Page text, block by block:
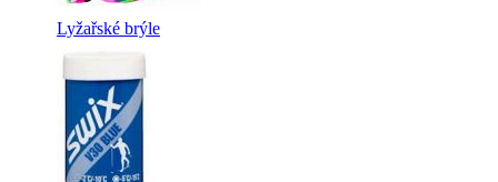
Lyžařské brýle